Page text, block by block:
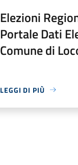
Elezioni
Portale Dati
Comune di
LEGGI DI PIÙ